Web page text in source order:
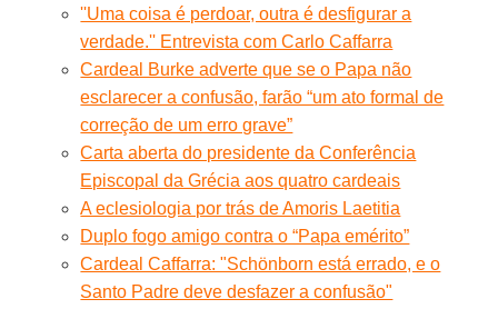
''Uma coisa é perdoar, outra é desfigurar a
verdade.'' Entrevista com Carlo Caffarra
Cardeal Burke adverte que se o Papa não
esclarecer a confusão, farão “um ato formal de
correção de um erro grave”
Carta aberta do presidente da Conferência
Episcopal da Grécia aos quatro cardeais
A eclesiologia por trás de Amoris Laetitia
Duplo fogo amigo contra o “Papa emérito”
Cardeal Caffarra: "Schönborn está errado, e o
Santo Padre deve desfazer a confusão"